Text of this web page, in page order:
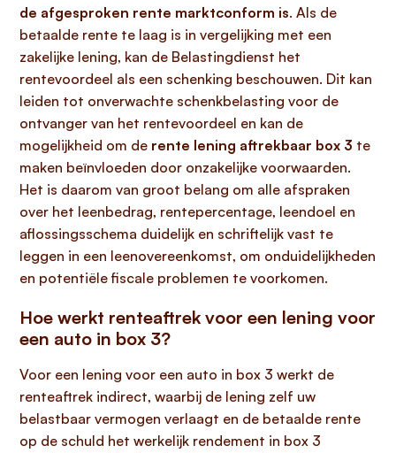
de afgesproken rente marktconform is. Als de
betaalde rente te laag is in vergelijking met een
zakelijke lening, kan de Belastingdienst het
rentevoordeel als een schenking beschouwen. Dit kan
leiden tot onverwachte schenkbelasting voor de
ontvanger van het rentevoordeel en kan de
mogelijkheid om de rente lening aftrekbaar box 3 te
maken beïnvloeden door onzakelijke voorwaarden.
Het is daarom van groot belang om alle afspraken
over het leenbedrag, rentepercentage, leendoel en
aflossingsschema duidelijk en schriftelijk vast te
leggen in een leenovereenkomst, om onduidelijkheden
en potentiële fiscale problemen te voorkomen.
Hoe werkt renteaftrek voor een lening voor
een auto in box 3?
Voor een lening voor een auto in box 3 werkt de
renteaftrek indirect, waarbij de lening zelf uw
belastbaar vermogen verlaagt en de betaalde rente
op de schuld het werkelijk rendement in box 3